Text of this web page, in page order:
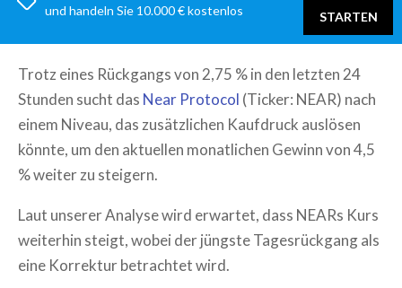
und handeln Sie 10.000 € kostenlos
STARTEN
Trotz eines Rückgangs von 2,75 % in den letzten 24
Stunden sucht das Near Protocol (Ticker: NEAR) nach
einem Niveau, das zusätzlichen Kaufdruck auslösen
könnte, um den aktuellen monatlichen Gewinn von 4,5
% weiter zu steigern.
Laut unserer Analyse wird erwartet, dass NEARs Kurs
weiterhin steigt, wobei der jüngste Tagesrückgang als
eine Korrektur betrachtet wird.